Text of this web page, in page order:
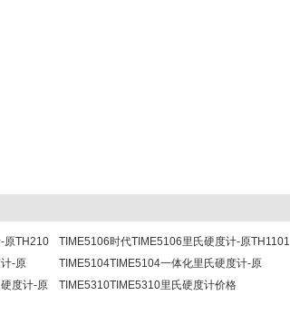
原TH210
TIME5106时代TIME5106里氏硬度计-原TH1101
价格
-原
TIME5104TIME5104一体化里氏硬度计-原
TH174
度计-原
TIME5310TIME5310里氏硬度计价格